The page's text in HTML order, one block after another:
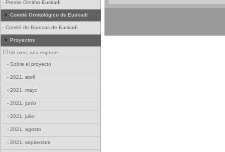
- Premio Ornitho Euskadi
Comité Ornitológico de Euskadi
- Comité de Rarezas de Euskadi
Proyectos
Un mes, una especie
- Sobre el proyecto
- 2021, abril
- 2021, mayo
- 2021, junio
- 2021, julio
- 2021, agosto
- 2021, septiembre